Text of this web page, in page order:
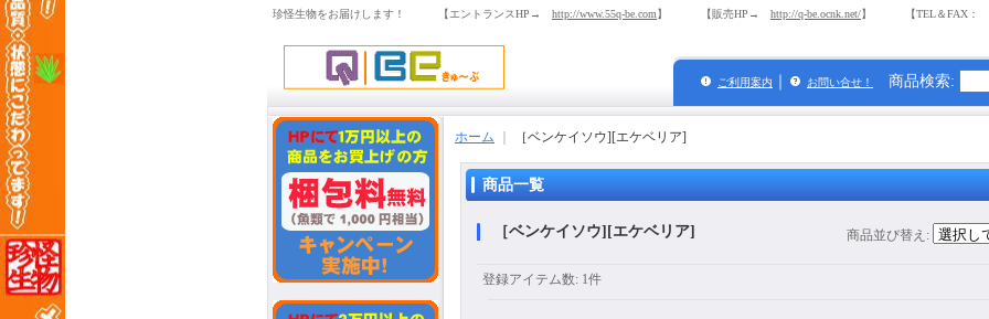
珍怪生物をお届けします！ 【エントランスHP→ http://www.55q-be.com】 【販売HP→ http://q-be.ocnk.net/】 【TEL＆FAX： 03-
ご利用案内 お問い合せ！ 商品検索:
ホーム ［ベンケイソウ][エケベリア]
商品一覧
［ベンケイソウ][エケベリア] 商品並び替え :
登録アイテム数: 1件